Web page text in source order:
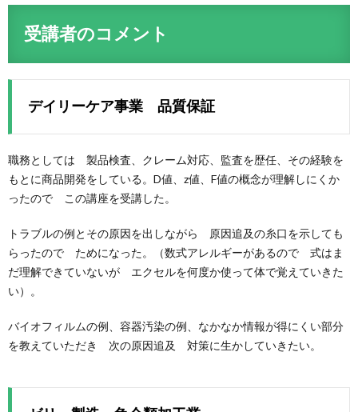
受講者のコメント
デイリーケア事業 品質保証
職務としては 製品検査、クレーム対応、監査を歴任、その経験を
もとに商品開発をしている。D値、z値、F値の概念が理解しにくか
ったので この講座を受講した。
トラブルの例とその原因を出しながら 原因追及の糸口を示しても
らったので ためになった。（数式アレルギーがあるので 式はま
だ理解できていないが エクセルを何度か使って体で覚えていきた
い）。
バイオフィルムの例、容器汚染の例、なかなか情報が得にくい部分
を教えていただき 次の原因追及 対策に生かしていきたい。